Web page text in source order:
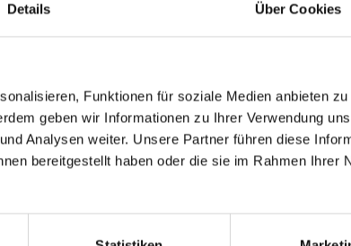
Details Über Cookies
Funktionen für soziale Medien anbieten
geben wir Informationen zu Ihrer Verwendung
Analysen weiter. Unsere Partner führen diese
bereitgestellt haben oder die sie im Rahmen Ihrer
Innovationsmotor für
Produktentwicklung
Die Drehfeder ist ein Schlüsselfaktor für
Dank
und der Möglichkeit, Bewegungsabläufe exakt zu